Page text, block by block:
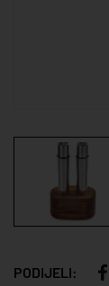
PODIJELI: